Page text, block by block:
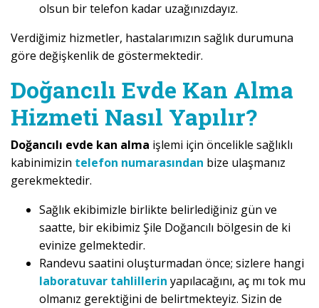
olsun bir telefon kadar uzağınızdayız.
Verdiğimiz hizmetler, hastalarımızın sağlık durumuna
göre değişkenlik de göstermektedir.
Doğancılı Evde Kan Alma
Hizmeti Nasıl Yapılır?
Doğancılı evde kan alma işlemi için öncelikle sağlıklı
kabinimizin telefon numarasından bize ulaşmanız
gerekmektedir.
Sağlık ekibimizle birlikte belirlediğiniz gün ve
saatte, bir ekibimiz Şile Doğancılı bölgesin de ki
evinize gelmektedir.
Randevu saatini oluşturmadan önce; sizlere hangi
laboratuvar tahlillerin yapılacağını, aç mı tok mu
olmanız gerektiğini de belirtmekteyiz. Sizin de